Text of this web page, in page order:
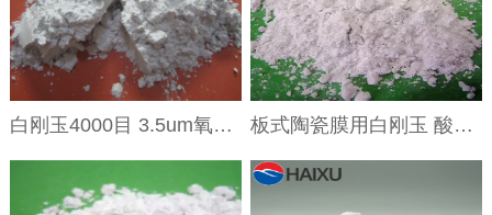
白刚玉4000目 3.5um氧化铝 板式陶瓷膜用白刚玉 酸洗水分氧化铝600目800目